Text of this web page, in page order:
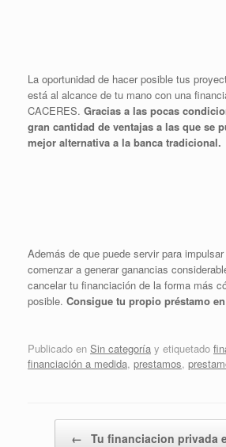
La oportunidad de hacer posible tus
está al alcance de tu mano con una
CACERES. Gracias a las pocas
gran cantidad de ventajas a las que se
mejor alternativa a la banca tradicional.
Además de que puede servir para
comenzar a generar ganancias
cancelar tu financiación de la forma más
posible. Consigue tu propio préstamo
Publicado en Sin categoría y etiquetado
financiación a medida, prestamos,
← Tu financiacion privada